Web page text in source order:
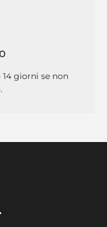
giorni se non